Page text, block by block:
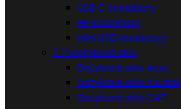
USB C konektory
HF konektory
Mini USB konektory
  Dotykové sklo
Dotykové sklo Acer
Dotykové sklo Alcatel
Dotykové sklo CAT